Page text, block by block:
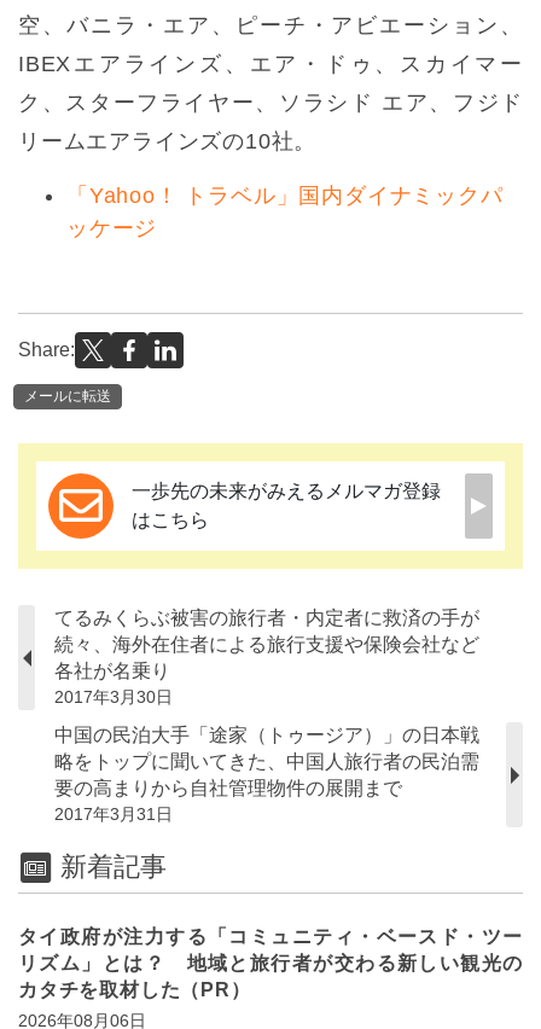
空、バニラ・エア、ピーチ・アビエーション、
IBEXエアラインズ、エア・ドゥ、スカイマー
ク、スターフライヤー、ソラシド エア、フジド
リームエアラインズの10社。
「Yahoo！ トラベル」国内ダイナミックパ
ッケージ
Share:
メールに転送
一歩先の未来がみえるメルマガ登録
はこちら
てるみくらぶ被害の旅行者・内定者に救済の手が
続々、海外在住者による旅行支援や保険会社など
各社が名乗り
2017年3月30日
中国の民泊大手「途家（トゥージア）」の日本戦
略をトップに聞いてきた、中国人旅行者の民泊需
要の高まりから自社管理物件の展開まで
2017年3月31日
新着記事
タイ政府が注力する「コミュニティ・ベースド・ツー
リズム」とは？ 地域と旅行者が交わる新しい観光の
カタチを取材した（PR）
2026年08月06日